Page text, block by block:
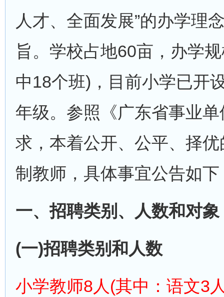
人才、全面发展”的办学理
旨。学校占地60亩，办学
中18个班)，目前小学已开
年级。参照《广东省事业
求，本着公开、公平、择
制教师，具体事宜公告如下
一、招聘类别、人数和对象
(一)招聘类别和人数
小学教师8人(其中：语文3